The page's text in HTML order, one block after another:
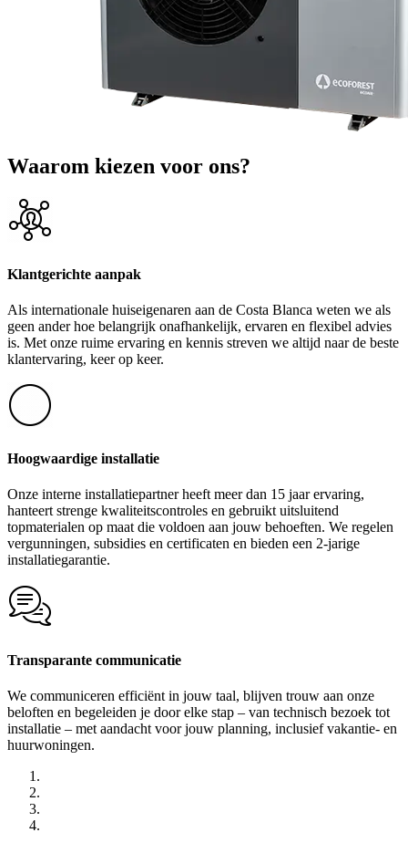
Waarom kiezen voor ons?
Klantgerichte aanpak
Als internationale huiseigenaren aan de Costa Blanca weten we als
geen ander hoe belangrijk onafhankelijk, ervaren en flexibel advies
is. Met onze ruime ervaring en kennis streven we altijd naar de beste
klantervaring, keer op keer.
Hoogwaardige installatie
Onze interne installatiepartner heeft meer dan 15 jaar ervaring,
hanteert strenge kwaliteitscontroles en gebruikt uitsluitend
topmaterialen op maat die voldoen aan jouw behoeften. We regelen
vergunningen, subsidies en certificaten en bieden een 2-jarige
installatiegarantie.
Transparante communicatie
We communiceren efficiënt in jouw taal, blijven trouw aan onze
beloften en begeleiden je door elke stap – van technisch bezoek tot
installatie – met aandacht voor jouw planning, inclusief vakantie- en
huurwoningen.